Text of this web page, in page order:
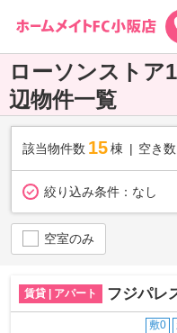
ローソンストア
辺物件一覧
該当物件数 15棟 空き数
絞り込み条件： なし
空室のみ
賃貸 | アパート フジパレ
敷0